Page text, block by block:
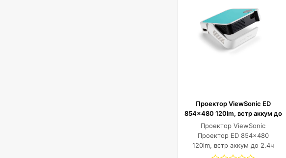
Проектор ViewSonic ED
854×480 120lm, встр аккум до
2.4ч
Проектор ViewSonic
Проектор ED 854x480
120lm, встр аккум до 2.4ч